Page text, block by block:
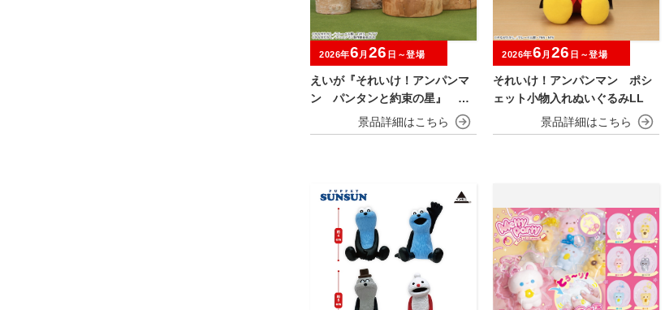
えいが『それいけ！アンパンマ
ン パンタンと約束の星』 ぬ
2026年6 月 26 日～登場
それいけ！アンパンマン ポシ
ェット小物入れぬいぐるみLL
2026年6 月 26 日～登場